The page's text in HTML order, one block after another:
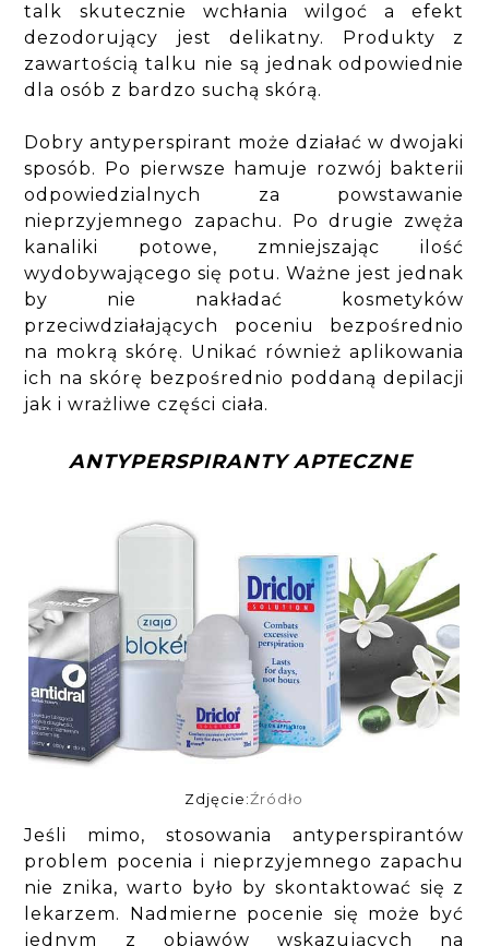
talk skutecznie wchłania wilgoć a efekt
dezodorujący jest delikatny. Produkty z
zawartością talku nie są jednak odpowiednie
dla osób z bardzo suchą skórą.
Dobry antyperspirant może działać w dwojaki
sposób. Po pierwsze hamuje rozwój bakterii
odpowiedzialnych za powstawanie
nieprzyjemnego zapachu. Po drugie zwęża
kanaliki potowe, zmniejszając ilość
wydobywającego się potu. Ważne jest jednak
by nie nakładać kosmetyków
przeciwdziałających poceniu bezpośrednio
na mokrą skórę. Unikać również aplikowania
ich na skórę bezpośrednio poddaną depilacji
jak i wrażliwe części ciała.
ANTYPERSPIRANTY APTECZNE
Zdjęcie:Źródło
Jeśli mimo, stosowania antyperspirantów
problem pocenia i nieprzyjemnego zapachu
nie znika, warto było by skontaktować się z
lekarzem. Nadmierne pocenie się może być
jednym z objawów wskazujących na